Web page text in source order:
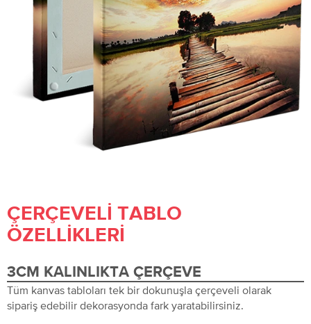
ÇERÇEVELI TABLO
ÖZELLIKLERI
3CM KALINLIKTA ÇERÇEVE
Tüm kanvas tabloları tek bir dokunuşla çerçeveli olarak
sipariş edebilir dekorasyonda fark yaratabilirsiniz.